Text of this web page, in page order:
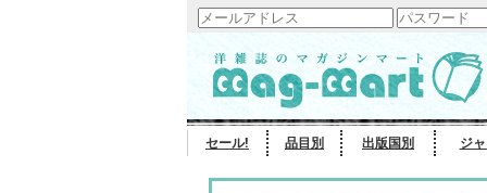
セール! 品目別 出版国別 ジ